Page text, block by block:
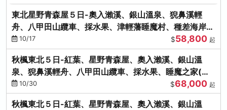
東北星野青森屋５日-奧入瀨溪、銀山溫泉、猊鼻溪輕
舟、八甲田山纜車、採水果、津輕藩睡魔村、種差海岸
(不進免稅店)
10/17 $58,800 起
秋楓東北５日-紅葉、星野青森屋、奧入瀨溪、銀山溫
泉、猊鼻溪輕舟、八甲田山纜車、採水果、睡魔之家(不
進免稅店)
10/30 $68,000 起
秋楓東北５日-紅葉、星野青森屋、奧入瀨溪、銀山溫